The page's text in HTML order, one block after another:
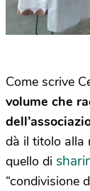
Come scrive
volume che
dà il titolo alla
quello di
“condivisione